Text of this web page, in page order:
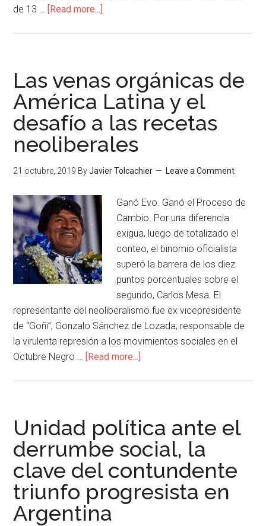
de 13 … [Read more...]
Las venas orgánicas de
América Latina y el
desafío a las recetas
neoliberales
21 octubre, 2019 ByJavier Tolcachier Leave a Comment
Ganó Evo. Ganó el Proceso de
Cambio. Por una diferencia
exigua, luego de totalizado el
conteo, el binomio oficialista
superó la barrera de los diez
puntos porcentuales sobre el
segundo, Carlos Mesa. El
representante del neoliberalismo fue ex vicepresidente
de “Goñi”, Gonzalo Sánchez de Lozada, responsable de
la virulenta represión a los movimientos sociales en el
Octubre Negro … [Read more...]
Unidad política ante el
derrumbe social, la
clave del contundente
triunfo progresista en
Argentina